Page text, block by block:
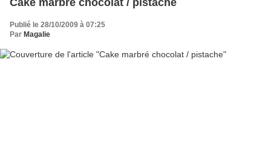
Publié le 28/10/2009 à 07:25
Par Magalie